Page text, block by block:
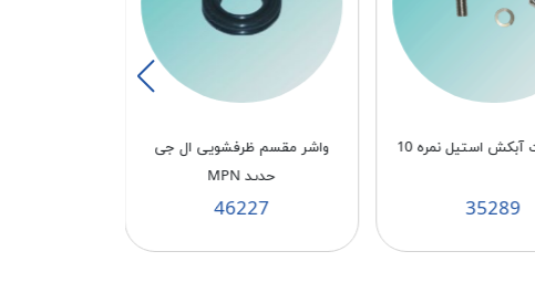
استیل نمره 10
35289
واشر مقسم ظرفشویی ال جی
جدید MPN
46227